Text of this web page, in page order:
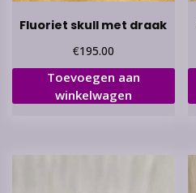
Fluoriet skull met draak
€195.00
Toevoegen aan
winkelwagen